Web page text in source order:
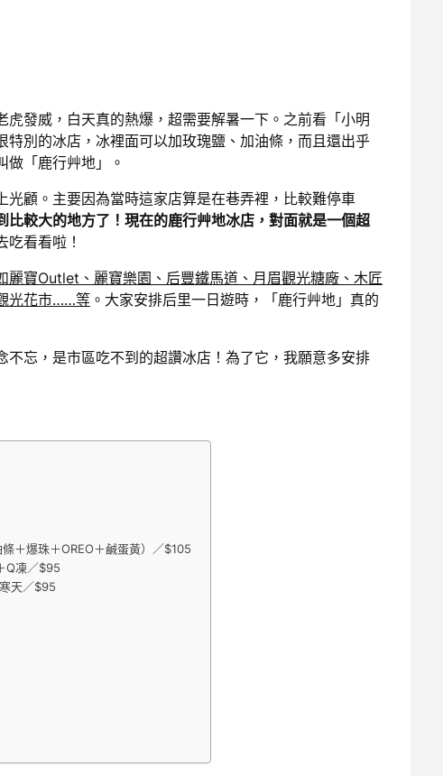
發威，白天真的熱爆，超需要解暑一下。之前看「小明
別的冰店，冰裡面可以加玫瑰鹽、加油條，而且還出乎
做「鹿行艸地」。
顧。主要因為當時這家店算是在巷弄裡，比較難停車
比較大的地方了！現在的鹿行艸地冰店，對面就是一個超
吃看看啦！
麗寶Outlet、麗寶樂園、后豐鐵馬道、月眉觀光糖廠、木匠
光花市……等 。大家安排后里一日遊時，「鹿行艸地」真的
忘，是市區吃不到的超讚冰店！為了它，我願意多安排
＋爆珠＋OREO＋鹹蛋黃）／$105
Q凍／$95
天／$95